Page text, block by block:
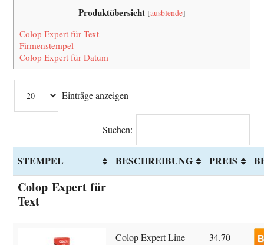
Produktübersicht [ausblende]
Colop Expert für Text
Firmenstempel
Colop Expert für Datum
Einträge anzeigen
Suchen:
STEMPEL BESCHREIBUNG PREIS
Colop Expert für
Text
Colop Expert Line
34.70